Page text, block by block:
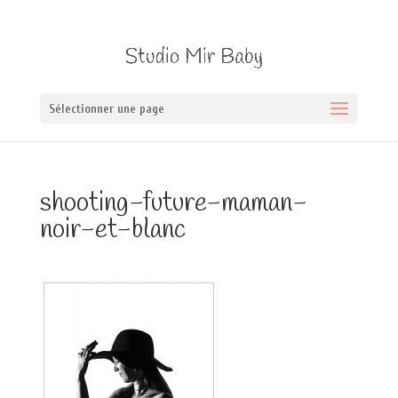
Sélectionner une page
shooting-future-maman-
noir-et-blanc